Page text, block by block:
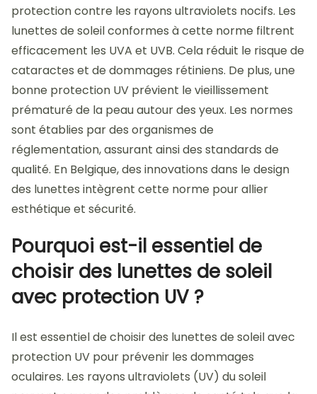
protection contre les rayons ultraviolets nocifs. Les
lunettes de soleil conformes à cette norme filtrent
efficacement les UVA et UVB. Cela réduit le risque de
cataractes et de dommages rétiniens. De plus, une
bonne protection UV prévient le vieillissement
prématuré de la peau autour des yeux. Les normes
sont établies par des organismes de
réglementation, assurant ainsi des standards de
qualité. En Belgique, des innovations dans le design
des lunettes intègrent cette norme pour allier
esthétique et sécurité.
Pourquoi est-il essentiel de
choisir des lunettes de soleil
avec protection UV ?
Il est essentiel de choisir des lunettes de soleil avec
protection UV pour prévenir les dommages
oculaires. Les rayons ultraviolets (UV) du soleil